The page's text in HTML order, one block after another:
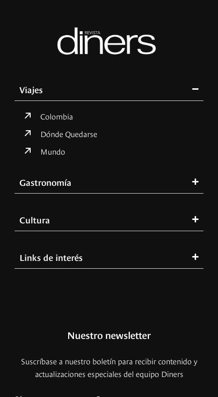
Viajes
Colombia
Dónde Quedarse
Mundo
Gastronomía
Cultura
Links de interés
Nuestro newsletter
Suscríbase a nuestro boletín para recibir contenido y
actualizaciones especiales del equipo Diners